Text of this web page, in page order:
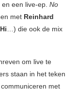
en een live-ep. No
met Reinhard
…) die ook de mix
om live te
staan in het teken
met